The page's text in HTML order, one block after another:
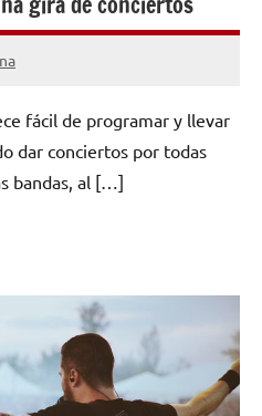
fácil de programar y llevar
dar conciertos por todas
bandas, al […]